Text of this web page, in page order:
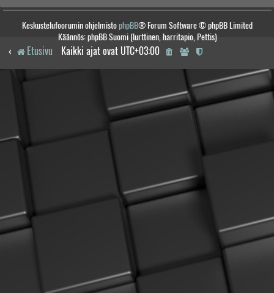
Keskustelufoorumin ohjelmistophpBB® Forum Software © phpBB Limited
Käännös: phpBB Suomi (lurttinen, harritapio, Pettis)
Etusivu Kaikki ajat ovat UTC+03:00